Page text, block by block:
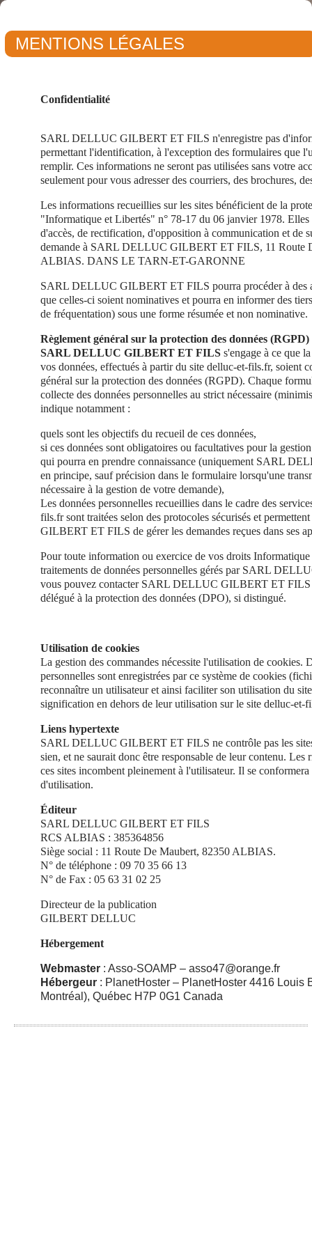
MENTIONS LÉGALES
Confidentialité
SARL DELLUC GILBERT ET FILS n'enregistre pas
permettant l'identification, à l'exception des formulaires que
remplir. Ces informations ne seront pas utilisées sans votre
seulement pour vous adresser des courriers, des brochures,
Les informations recueillies sur les sites bénéficient de la
"Informatique et Libertés" n° 78-17 du 06 janvier 1978.
d'accès, de rectification, d'opposition à communication et de
demande à SARL DELLUC GILBERT ET FILS, 11 Route
ALBIAS. DANS LE TARN-ET-GARONNE
SARL DELLUC GILBERT ET FILS pourra procéder à des
que celles-ci soient nominatives et pourra en informer des
de fréquentation) sous une forme résumée et non nominative.
Règlement général sur la protection des données (RGPD)
SARL DELLUC GILBERT ET FILS s'engage à ce que
vos données, effectués à partir du site delluc-et-fils.fr, soient
général sur la protection des données (RGPD). Chaque
collecte des données personnelles au strict nécessaire
indique notamment :
quels sont les objectifs du recueil de ces données,
si ces données sont obligatoires ou facultatives pour la
qui pourra en prendre connaissance (uniquement SARL
en principe, sauf précision dans le formulaire lorsqu'une
nécessaire à la gestion de votre demande),
Les données personnelles recueillies dans le cadre des
fils.fr sont traitées selon des protocoles sécurisés et
GILBERT ET FILS de gérer les demandes reçues dans ses
Pour toute information ou exercice de vos droits Informatique
traitements de données personnelles gérés par SARL
vous pouvez contacter SARL DELLUC GILBERT ET FILS
délégué à la protection des données (DPO), si distingué.
Utilisation de cookies
La gestion des commandes nécessite l'utilisation de cookies.
personnelles sont enregistrées par ce système de cookies
reconnaître un utilisateur et ainsi faciliter son utilisation du
signification en dehors de leur utilisation sur le site delluc-et-
Liens hypertexte
SARL DELLUC GILBERT ET FILS ne contrôle pas les
sien, et ne saurait donc être responsable de leur contenu. Les
ces sites incombent pleinement à l'utilisateur. Il se
d'utilisation.
Éditeur
SARL DELLUC GILBERT ET FILS
RCS ALBIAS : 385364856
Siège social : 11 Route De Maubert, 82350 ALBIAS.
N° de téléphone : 09 70 35 66 13
N° de Fax : 05 63 31 02 25
Directeur de la publication
GILBERT DELLUC
Hébergement
Webmaster : Asso-SOAMP – asso47@orange.fr
Hébergeur : PlanetHoster – PlanetHoster 4416 Louis
Montréal), Québec H7P 0G1 Canada